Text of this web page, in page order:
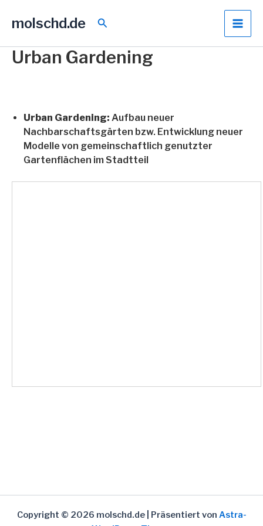
Inhaltmolschd.de Suchen
Urban Gardening
Urban Gardening: Aufbau neuer
Nachbarschaftsgärten bzw. Entwicklung neuer
Modelle von gemeinschaftlich genutzter
Gartenflächen im Stadtteil
Copyright © 2026 molschd.de | Präsentiert von Astra-